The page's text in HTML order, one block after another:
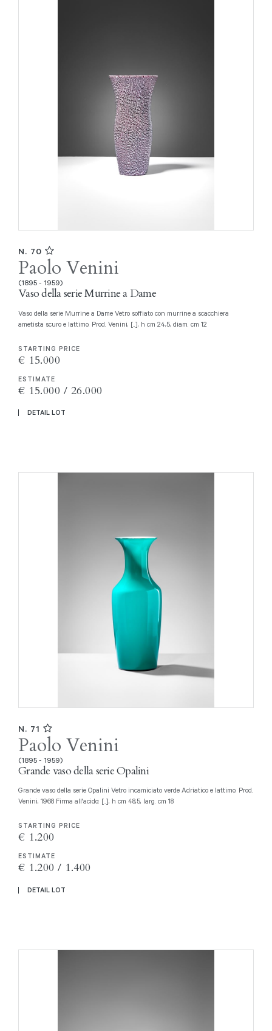
N. 70
Paolo Venini
(1895 - 1959)
Vaso della serie Murrine a Dame
Vaso della serie Murrine a Dame Vetro soffiato con murrine a scacchiera
ametista scuro e lattimo. Prod. Venini, [..], h cm 24,5, diam. cm 12
STARTING PRICE
€ 15.000
ESTIMATE
€ 15.000 / 26.000
DETAIL LOT
N. 71
Paolo Venini
(1895 - 1959)
Grande vaso della serie Opalini
Grande vaso della serie Opalini Vetro incamiciato verde Adriatico e lattimo. Prod.
Venini, 1968 Firma all'acido: [..], h cm 48,5, larg. cm 18
STARTING PRICE
€ 1.200
ESTIMATE
€ 1.200 / 1.400
DETAIL LOT